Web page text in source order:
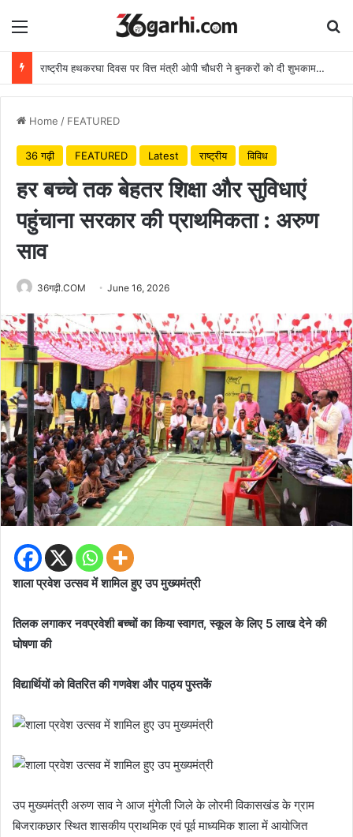
Menu
राष्ट्रीय हथकरघा दिवस पर वित्त मंत्री ओपी चौधरी ने बुनकरों को दी शुभकामनाएं
Home / FEATURED
36 गढ़ी FEATURED Latest राष्ट्रीय विविध
हर बच्चे तक बेहतर शिक्षा और सुविधाएं
पहुंचाना सरकार की प्राथमिकता : अरुण
साव
36गढ़ी.COM June 16, 2026
शाला प्रवेश उत्सव में शामिल हुए उप मुख्यमंत्री
तिलक लगाकर नवप्रवेशी बच्चों का किया स्वागत, स्कूल के लिए 5 लाख देने की
घोषणा की
विद्यार्थियों को वितरित की गणवेश और पाठ्य पुस्तकें
उप मुख्यमंत्री अरुण साव ने आज मुंगेली जिले के लोरमी विकासखंड के ग्राम
बिजराकछार स्थित शासकीय प्राथमिक एवं पूर्व माध्यमिक शाला में आयोजित